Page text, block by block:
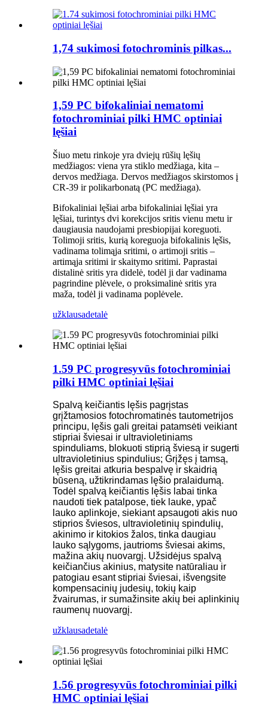
1,74 sukimosi fotochrominis pilkas...
1,59 PC bifokaliniai nematomi
fotochrominiai pilki HMC optiniai
lęšiai
Šiuo metu rinkoje yra dviejų rūšių lęšių
medžiagos: viena yra stiklo medžiaga, kita –
dervos medžiaga. Dervos medžiagos skirstomos į
CR-39 ir polikarbonatą (PC medžiaga).
Bifokaliniai lęšiai arba bifokaliniai lęšiai yra
lęšiai, turintys dvi korekcijos sritis vienu metu ir
daugiausia naudojami presbiopijai koreguoti.
Tolimoji sritis, kurią koreguoja bifokalinis lęšis,
vadinama tolimąja sritimi, o artimoji sritis –
artimąja sritimi ir skaitymo sritimi. Paprastai
distalinė sritis yra didelė, todėl ji dar vadinama
pagrindine plėvele, o proksimalinė sritis yra
maža, todėl ji vadinama poplėvele.
užklausadetalė
1.59 PC progresyvūs fotochrominiai
pilki HMC optiniai lęšiai
Spalvą keičiantis lęšis pagrįstas
grįžtamosios fotochromatinės tautometrijos
principu, lęšis gali greitai patamsėti veikiant
stipriai šviesai ir ultravioletiniams
spinduliams, blokuoti stiprią šviesą ir sugerti
ultravioletinius spindulius; Grįžęs į tamsą,
lęšis greitai atkuria bespalvę ir skaidrią
būseną, užtikrindamas lęšio pralaidumą.
Todėl spalvą keičiantis lęšis labai tinka
naudoti tiek patalpose, tiek lauke, ypač
lauko aplinkoje, siekiant apsaugoti akis nuo
stiprios šviesos, ultravioletinių spindulių,
akinimo ir kitokios žalos, tinka daugiau
lauko sąlygoms, jautrioms šviesai akims,
mažina akių nuovargį. Užsidėjus spalvą
keičiančius akinius, matysite natūraliau ir
patogiau esant stipriai šviesai, išvengsite
kompensacinių judesių, tokių kaip
žvairumas, ir sumažinsite akių bei aplinkinių
raumenų nuovargį.
užklausadetalė
1.56 progresyvūs fotochrominiai pilki
HMC optiniai lęšiai